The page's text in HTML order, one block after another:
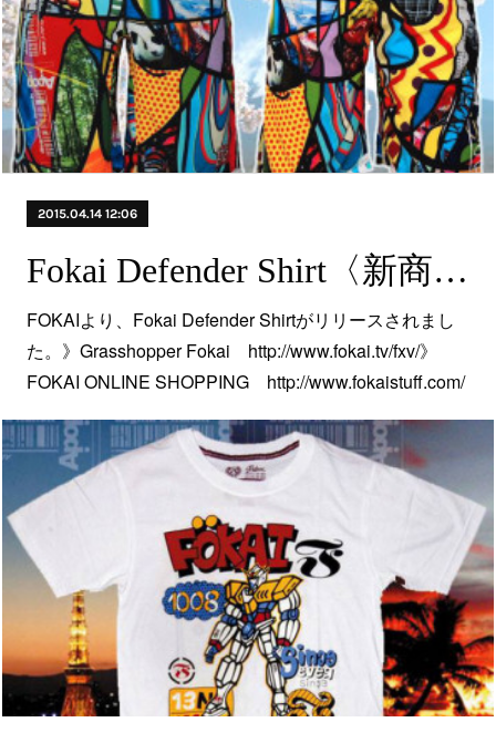
2015.04.14 12:06
Fokai Defender Shirt〈新商品〉
FOKAIより、Fokai Defender Shirtがリリースされまし
た。》Grasshopper Fokai http://www.fokai.tv/fxv/》
FOKAI ONLINE SHOPPING http://www.fokaistuff.com/